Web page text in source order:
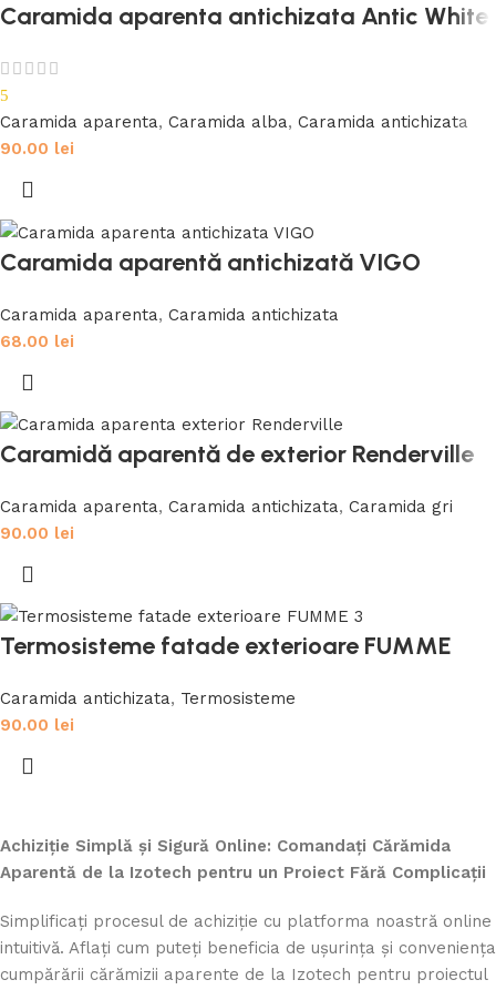
Caramida aparenta antichizata Antic White
5
Caramida aparenta, Caramida alba, Caramida antichizata
90.00 lei
Caramida aparentă antichizată VIGO
Caramida aparenta, Caramida antichizata
68.00 lei
Caramidă aparentă de exterior Renderville
Caramida aparenta, Caramida antichizata, Caramida gri
90.00 lei
Termosisteme fatade exterioare FUMME
Caramida antichizata, Termosisteme
90.00 lei
Achiziție Simplă și Sigură Online: Comandați Cărămida
Aparentă de la Izotech pentru un Proiect Fără Complicații
Simplificați procesul de achiziție cu platforma noastră online
intuitivă. Aflați cum puteți beneficia de ușurința și conveniența
cumpărării cărămizii aparente de la Izotech pentru proiectul